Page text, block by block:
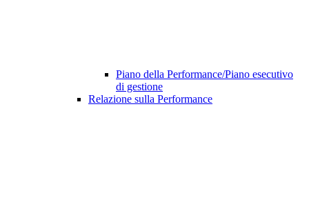
Piano della Performance/Piano esecutivo
di gestione
Relazione sulla Performance